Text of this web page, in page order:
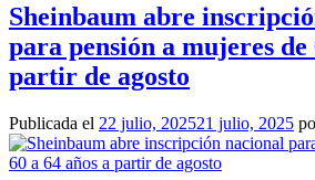
Sheinbaum abre
para pensión a mujeres de
partir de agosto
Publicada el 22 julio, 202521 julio, 2025